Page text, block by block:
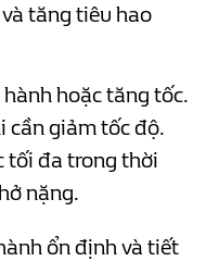
tăng tiêu hao
hoặc tăng tốc.
cần giảm tốc độ.
tối đa trong thời
nặng.
ổn định và tiết